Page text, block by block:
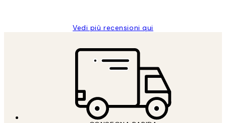
Vedi più recensioni qui